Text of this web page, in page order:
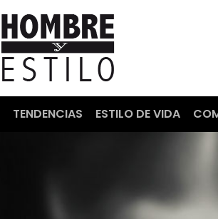
TENDENCIAS ESTILO DE VIDA